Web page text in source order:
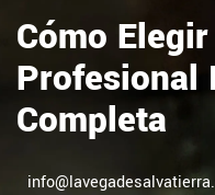
Cómo
Profesional
Completa